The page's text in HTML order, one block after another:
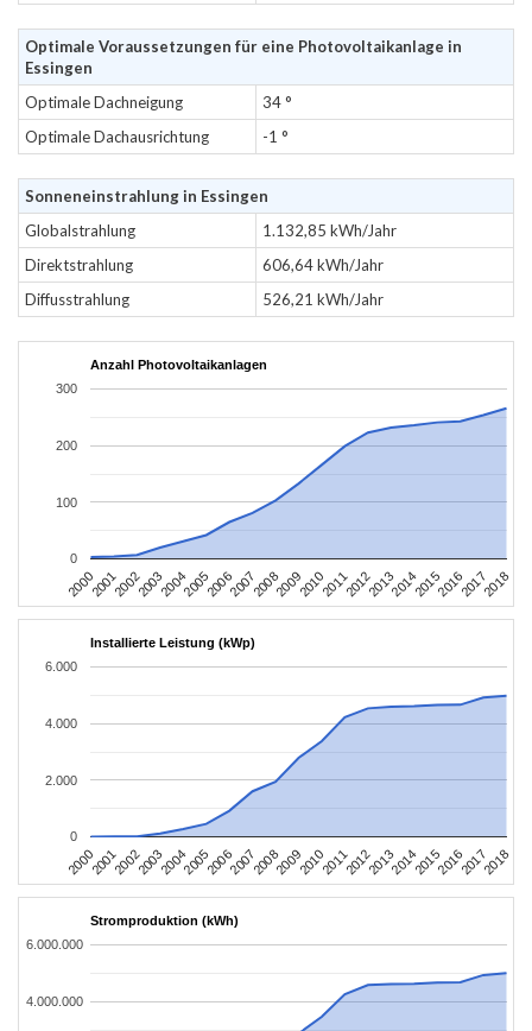
Optimale Voraussetzungen für eine Photovoltaikanlage in
Essingen
Optimale Dachneigung
34 °
Optimale Dachausrichtung
-1 °
Sonneneinstrahlung in Essingen
Globalstrahlung
1.132,85 kWh/Jahr
Direktstrahlung
606,64 kWh/Jahr
Diffusstrahlung
526,21 kWh/Jahr
Anzahl Photovoltaikanlagen
2000200120022003200420052006200720082009201020112012201320142015201620172018
0
100
200
300
Installierte Leistung (kWp)
2000200120022003200420052006200720082009201020112012201320142015201620172018
0
2.000
4.000
6.000
Stromproduktion (kWh)
4.000.000
6.000.000